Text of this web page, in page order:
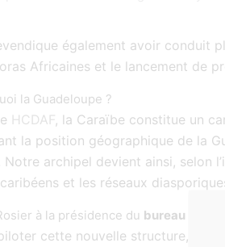
également avoir conduit
Africaines et le lancement de
la Guadeloupe ?
HCDAF
, la Caraïbe constitue un
la position géographique de la
Notre archipel devient ainsi, selon
et les réseaux
à la présidence du bureau
cette nouvelle structure, le